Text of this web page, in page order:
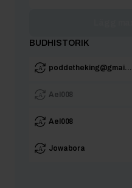
BUDHISTORIK
poddetheking@gmai...
Ael008
Ael008
Jowabora